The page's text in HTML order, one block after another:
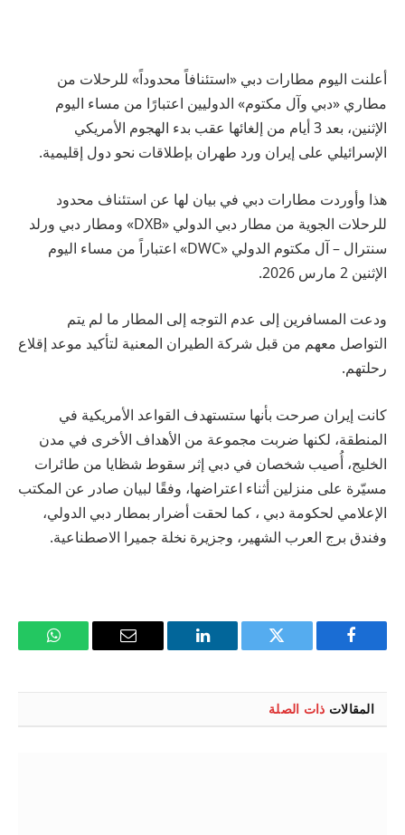
أعلنت اليوم مطارات دبي «استئنافاً محدوداً» للرحلات من
مطاري «دبي وآل مكتوم» الدوليين اعتبارًا من مساء اليوم
الإثنين، بعد 3 أيام من إلغائها عقب بدء الهجوم الأمريكي
الإسرائيلي على إيران ورد طهران بإطلاقات نحو دول إقليمية.
هذا وأوردت مطارات دبي في بيان لها عن استئناف محدود
للرحلات الجوية من مطار دبي الدولي «DXB» ومطار دبي ورلد
سنترال – آل مكتوم الدولي «DWC» اعتباراً من مساء اليوم
الإثنين 2 مارس 2026.
ودعت المسافرين إلى عدم التوجه إلى المطار ما لم يتم
التواصل معهم من قبل شركة الطيران المعنية لتأكيد موعد إقلاع
رحلتهم.
كانت إيران صرحت بأنها ستستهدف القواعد الأمريكية في
المنطقة، لكنها ضربت مجموعة من الأهداف الأخرى في مدن
الخليج، أُصيب شخصان في دبي إثر سقوط شظايا من طائرات
مسيّرة على منزلين أثناء اعتراضها، وفقًا لبيان صادر عن المكتب
الإعلامي لحكومة دبي ، كما لحقت أضرار بمطار دبي الدولي،
وفندق برج العرب الشهير، وجزيرة نخلة جميرا الاصطناعية.
فيسبوك تويتر لينكدإن
البريد
واتساب
المقالات ذات الصلة